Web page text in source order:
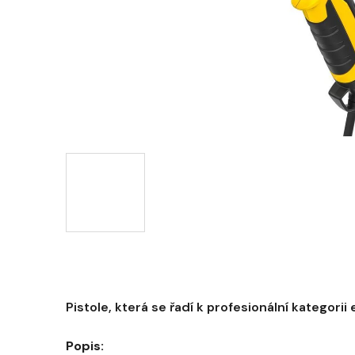
Pistole, která se řadí k profesionální
Popis: